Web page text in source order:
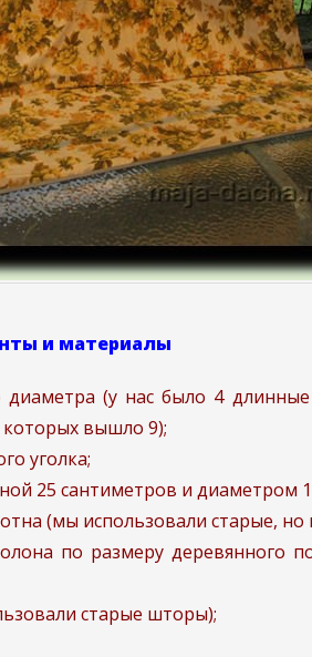
и материалы
диаметра (у нас было 4
вышло 9);
уголка;
25 сантиметров и диаметром
(мы использовали старые, но
по размеру деревянного
старые шторы);